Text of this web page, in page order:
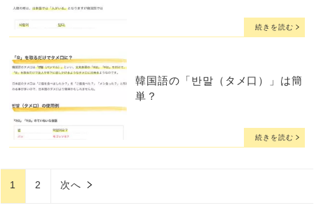
続きを読む
韓国語の「반말（タメ口）」は簡
単？
続きを読む
1 2 次へ